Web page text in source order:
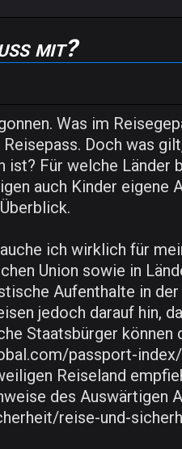
mit?
Was im
Doch was
ist? Für welche Länder
auch Kinder eigene
ich wirklich für
Union sowie in
Aufenthalte in
jedoch darauf hin,
Staatsbürger können
passport-
Reiseland
des Auswärtigen
reise-und-